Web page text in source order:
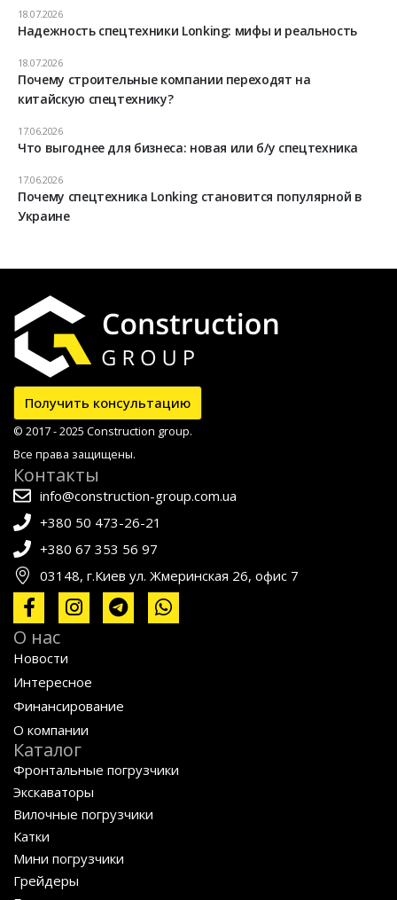
Надежность спецтехники Lonking: мифы и реальность
18.07.2026
Почему строительные компании переходят на
китайскую спецтехнику?
18.07.2026
Что выгоднее для бизнеса: новая или б/у спецтехника
17.06.2026
Почему спецтехника Lonking становится популярной в
Украине
17.06.2026
Получить консультацию
© 2017 - 2025 Construction group.
Все права защищены.
Контакты
info@construction-group.com.ua
+380 50 473-26-21
+380 67 353 56 97
03148, г.Киев ул. Жмеринская 26, офис 7
О нас
Новости
Интересное
Финансирование
О компании
Каталог
Фронтальные погрузчики
Экскаваторы
Вилочные погрузчики
Катки
Мини погрузчики
Грейдеры